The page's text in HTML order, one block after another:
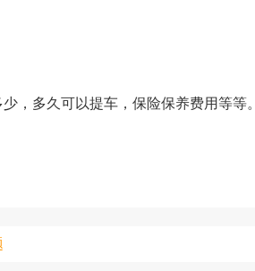
，多久可以提车，保险保养费用等等。